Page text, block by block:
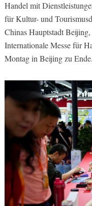
Handel mit
für Kultur- und
Chinas Hauptstadt
Internationale Messe für
Montag in Beijing zu